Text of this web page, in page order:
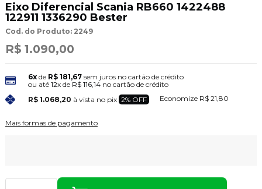
Eixo Diferencial Scania RB660 1422488
122911 1336290 Bester
Cod. do Produto: 2249
R$ 1.090,00
6xde R$ 181,67 sem juros no cartão de crédito
ou até 12xde R$ 116,14no cartão de crédito
R$ 1.068,20 à vista no pix 2% OFF Economize R$ 21,80
Mais formas de pagamento